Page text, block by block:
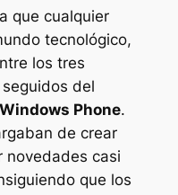
que cualquier
tecnológico,
los tres
del
Phone.
de crear
novedades casi
que los